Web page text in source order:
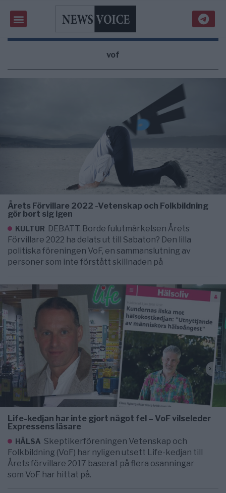
vof
Årets Förvillare 2022 -Vetenskap och Folkbildning
gör bort sig igen
KULTUR DEBATT. Borde fulutmärkelsen Årets
Förvillare 2022 ha delats ut till Sabaton? Den lilla
politiska föreningen VoF, en sammanslutning av
personer som inte förstått skillnaden på
Life-kedjan har inte gjort något fel – VoF vilseleder
Expressens läsare
HÄLSA Skeptikerföreningen Vetenskap och
Folkbildning (VoF) har nyligen utsett Life-kedjan till
Årets förvillare 2017 baserat på flera osanningar
som VoF har hittat på.